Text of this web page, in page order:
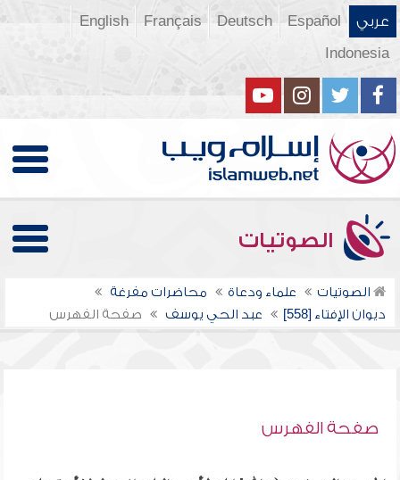
عربي Español
Deutsch
Français
English
Indonesia
الصوتيات
الصوتيات علماء ودعاة
محاضرات مفرغة
ديوان الإفتاء [558]
عبد الحي يوسف صفحة الفهرس
صفحة الفهرس